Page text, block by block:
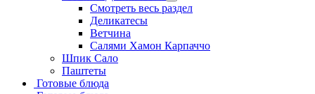
Смотреть весь раздел
Деликатесы
Ветчина
Салями Хамон Карпаччо
Шпик Сало
Паштеты
Готовые блюда